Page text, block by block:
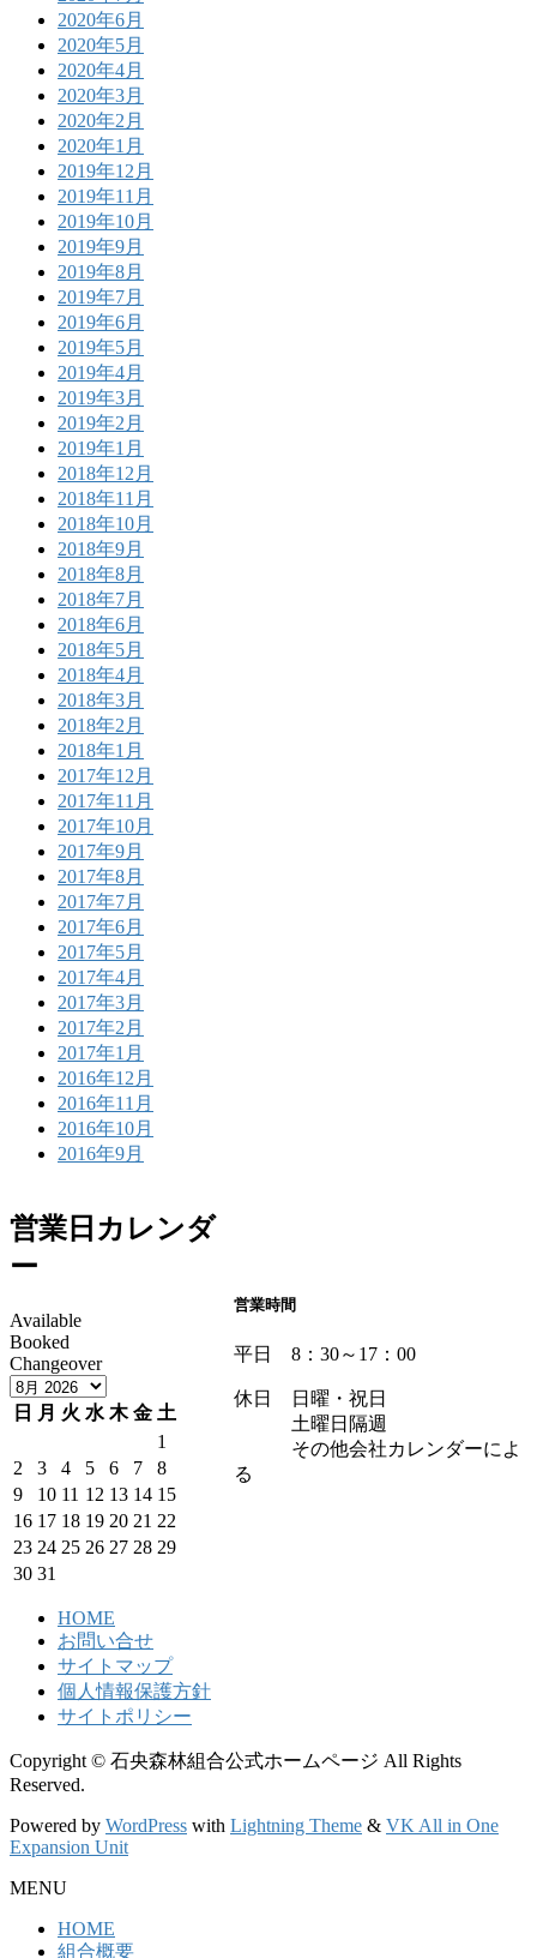
2020年6月
2020年5月
2020年4月
2020年3月
2020年2月
2020年1月
2019年12月
2019年11月
2019年10月
2019年9月
2019年8月
2019年7月
2019年6月
2019年5月
2019年4月
2019年3月
2019年2月
2019年1月
2018年12月
2018年11月
2018年10月
2018年9月
2018年8月
2018年7月
2018年6月
2018年5月
2018年4月
2018年3月
2018年2月
2018年1月
2017年12月
2017年11月
2017年10月
2017年9月
2017年8月
2017年7月
2017年6月
2017年5月
2017年4月
2017年3月
2017年2月
2017年1月
2016年12月
2016年11月
2016年10月
2016年9月
営業日カレンダ
ー
Available
Booked
Changeover
日 月 火 水 木 金 土
1
2
3 4 5 6 7
8
9
10 11 12 13 14 15
16 17 18 19 20 21 22
23 24 25 26 27 28 29
30 31
営業時間
平日 8：30～17：00
休日 日曜・祝日
土曜日隔週
その他会社カレンダーによ
る
HOME
お問い合せ
サイトマップ
個人情報保護方針
サイトポリシー
Copyright © 石央森林組合公式ホームページ All Rights
Reserved.
Powered by WordPress with Lightning Theme & VK All in One
Expansion Unit
MENU
HOME
組合概要